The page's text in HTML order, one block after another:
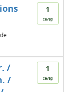
1
cevap
1
cevap
/
/